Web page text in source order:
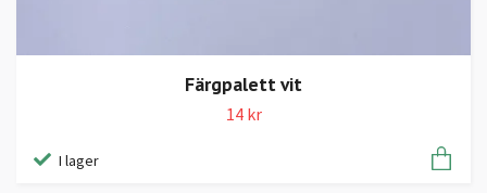
Färgpalett vit
14 kr
I lager